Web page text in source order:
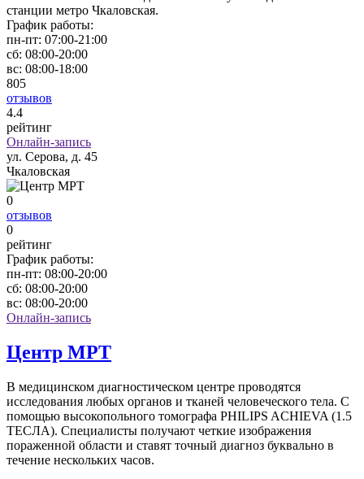
станции метро Чкаловская.
График работы:
пн-пт: 07:00-21:00
сб: 08:00-20:00
вс: 08:00-18:00
805
отзывов
4.4
рейтинг
Онлайн-запись
ул. Серова, д. 45
Чкаловская
0
отзывов
0
рейтинг
График работы:
пн-пт: 08:00-20:00
сб: 08:00-20:00
вс: 08:00-20:00
Онлайн-запись
Центр МРТ
В медицинском диагностическом центре проводятся
исследования любых органов и тканей человеческого тела. С
помощью высокопольного томографа PHILIPS ACHIEVA (1.5
ТЕСЛА). Специалисты получают четкие изображения
пораженной области и ставят точный диагноз буквально в
течение нескольких часов.